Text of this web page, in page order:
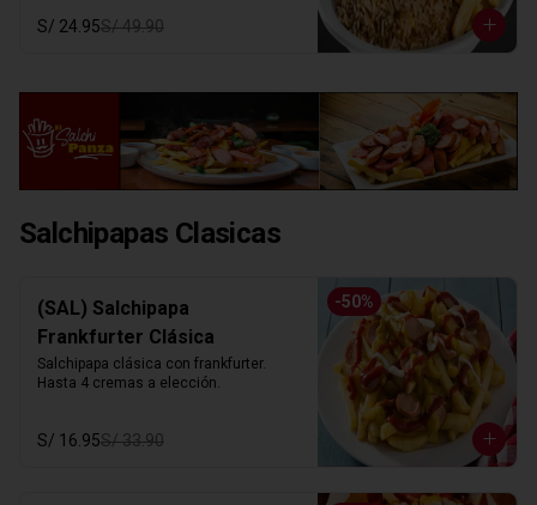
S/ 24.95S/ 49.90
Salchipapas Clasicas
-50%
(SAL) Salchipapa
Frankfurter Clásica
Salchipapa clásica con frankfurter.
Hasta 4 cremas a elección.
S/ 16.95S/ 33.90